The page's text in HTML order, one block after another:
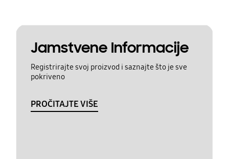
Jamstvene Informacije
Registrirajte svoj proizvod i saznajte što je sve
pokriveno
PROČITAJTE VIŠE